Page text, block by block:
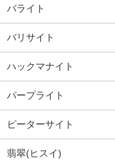
バライト
バリサイト
ハックマナイト
パープライト
ピーターサイト
翡翠(ヒスイ)